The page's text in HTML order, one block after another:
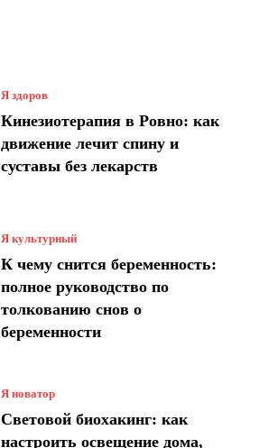
Я здоров
Кинезиотерапия в Ровно: как
движение лечит спину и
суставы без лекарств
Я культурный
К чему снится беременность:
полное руководство по
толкованию снов о
беременности
Я новатор
Световой биохакинг: как
настроить освещение дома,